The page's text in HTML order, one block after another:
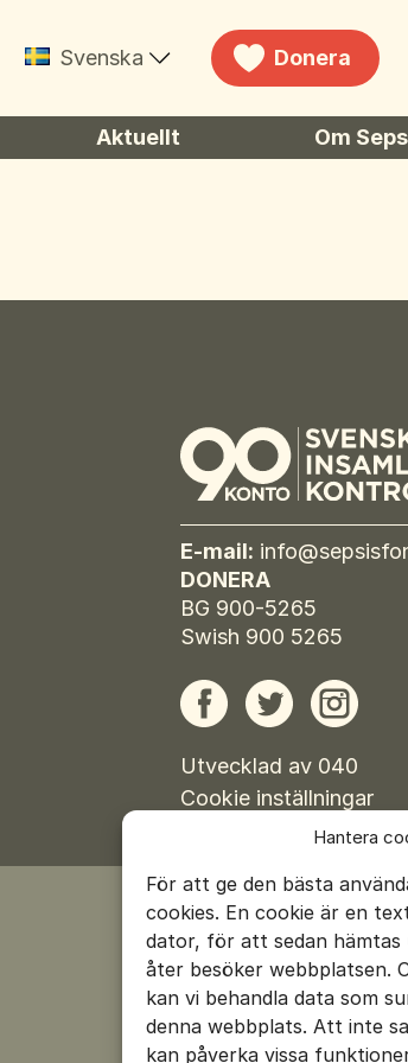
Hantera
För att ge den bästa
cookies. En cookie är en
dator, för att sedan hämtas
åter besöker webbplatsen.
kan vi behandla data som
denna webbplats. Att inte
kan påverka vissa
Svenska
Suomi
Donera
Aktuellt Om
Ansök om
Våra
Vid
Testamente
Beställ
E-mail:
DONERA
BG 900-5265
Swish 900 5265
FacebookTwitterInstagram
Utvecklad av 040
Cookie inställningar